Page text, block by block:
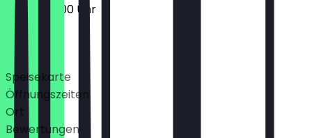
06:00 - 18:00 Uhr
Deals
Speisekarte
Öffnungszeiten
Ort
Bewertungen